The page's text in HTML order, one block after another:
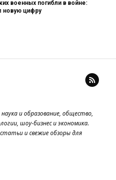
военных погибли в войне:
новую цифру
и образование, общество,
шоу-бизнес и экономика.
и свежие обзоры для